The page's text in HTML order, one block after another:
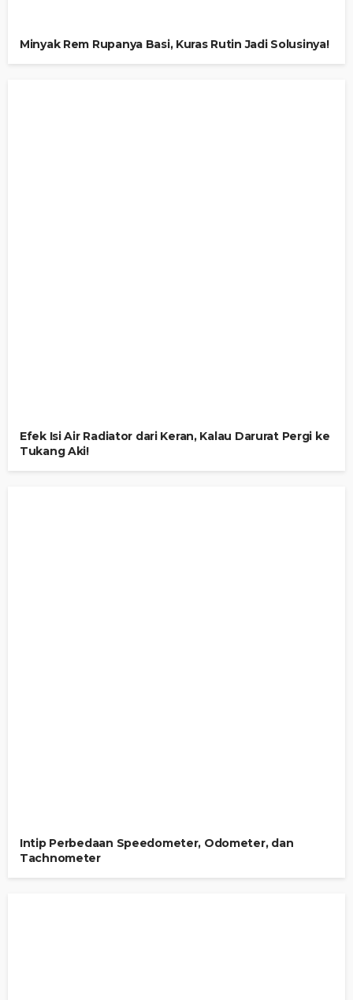
Minyak Rem Rupanya Basi, Kuras Rutin Jadi Solusinya!
Efek Isi Air Radiator dari Keran, Kalau Darurat Pergi ke
Tukang Aki!
Intip Perbedaan Speedometer, Odometer, dan
Tachnometer